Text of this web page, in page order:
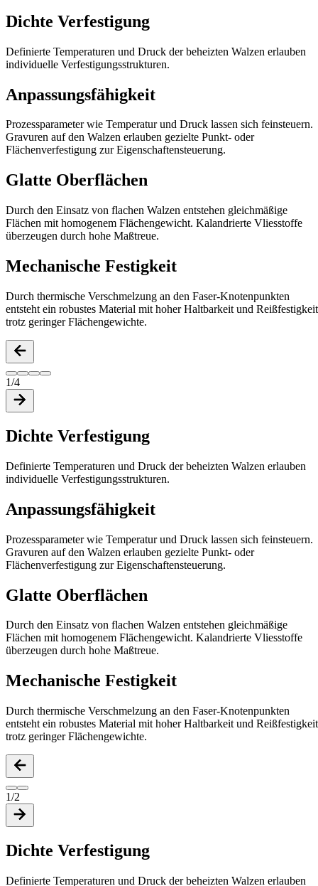
Dichte Verfestigung
Definierte Temperaturen und Druck der beheizten Walzen erlauben
individuelle Verfestigungsstrukturen.
Anpassungsfähigkeit
Prozessparameter wie Temperatur und Druck lassen sich feinsteuern.
Gravuren auf den Walzen erlauben gezielte Punkt- oder
Flächenverfestigung zur Eigenschaftensteuerung.
Glatte Oberflächen
Durch den Einsatz von flachen Walzen entstehen gleichmäßige
Flächen mit homogenem Flächengewicht. Kalandrierte Vliesstoffe
überzeugen durch hohe Maßtreue.
Mechanische Festigkeit
Durch thermische Verschmelzung an den Faser-Knotenpunkten
entsteht ein robustes Material mit hoher Haltbarkeit und Reißfestigkeit
trotz geringer Flächengewichte.
1/4
Dichte Verfestigung
Definierte Temperaturen und Druck der beheizten Walzen erlauben
individuelle Verfestigungsstrukturen.
Anpassungsfähigkeit
Prozessparameter wie Temperatur und Druck lassen sich feinsteuern.
Gravuren auf den Walzen erlauben gezielte Punkt- oder
Flächenverfestigung zur Eigenschaftensteuerung.
Glatte Oberflächen
Durch den Einsatz von flachen Walzen entstehen gleichmäßige
Flächen mit homogenem Flächengewicht. Kalandrierte Vliesstoffe
überzeugen durch hohe Maßtreue.
Mechanische Festigkeit
Durch thermische Verschmelzung an den Faser-Knotenpunkten
entsteht ein robustes Material mit hoher Haltbarkeit und Reißfestigkeit
trotz geringer Flächengewichte.
1/2
Dichte Verfestigung
Definierte Temperaturen und Druck der beheizten Walzen erlauben